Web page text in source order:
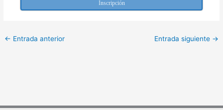
Inscripción
← Entrada anterior Entrada siguiente →